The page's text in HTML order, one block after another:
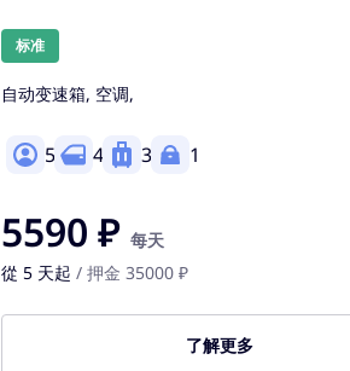
标准
自动变速箱, 空调,
5 4 3 1
5590 ₽每天
從 5 天起 / 押金 35000 ₽
了解更多